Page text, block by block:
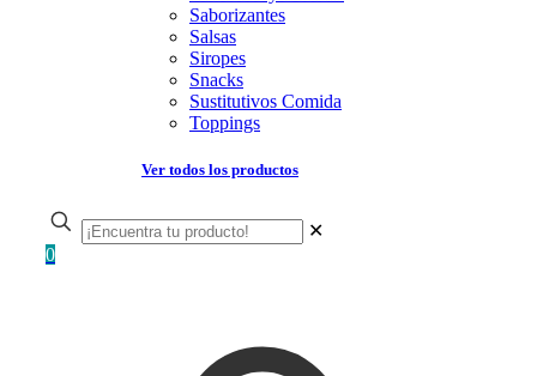
Saborizantes
Salsas
Siropes
Snacks
Sustitutivos Comida
Toppings
Ver todos los productos
✕
0